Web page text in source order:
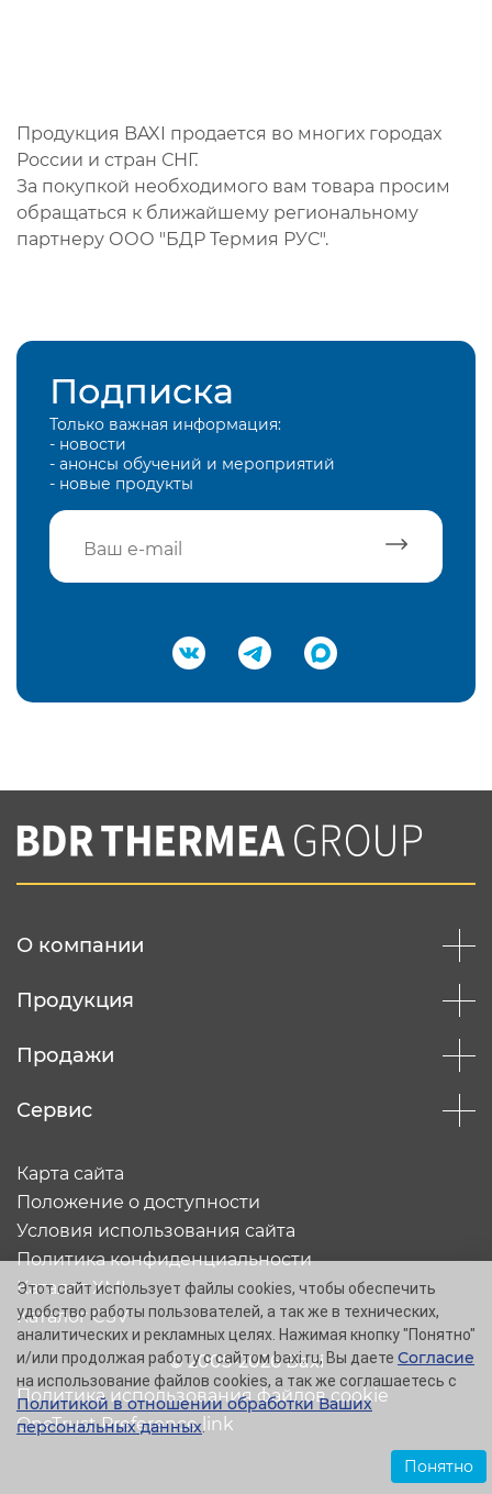
Продукция BAXI продается во многих городах
России и стран СНГ.
За покупкой необходимого вам товара просим
обращаться к ближайшему региональному
партнеру ООО "БДР Термия РУС".
Подписка
Только важная информация:
- новости
- анонсы обучений и мероприятий
- новые продукты
Подтвердить e-mail
Вы соглашаетесь с нашей политикой
конфеденциальности
О компании
Продукция
Продажи
Сервис
© 2005-2026 Baxi
Карта сайта
Положение о доступности
Условия использования сайта
Политика конфиденциальности
Каталог XML
Каталог CSV
Политика использования файлов cookie
OneTrust Preference link
Этот сайт использует файлы cookies, чтобы обеспечить
удобство работы пользователей, а так же в технических,
аналитических и рекламных целях. Нажимая кнопку "Понятно"
и/или продолжая работу с сайтом baxi.ru, Вы даете Согласие
на использование файлов cookies, а так же соглашаетесь с
Политикой в отношении обработки Ваших
персональных данных.
Понятно